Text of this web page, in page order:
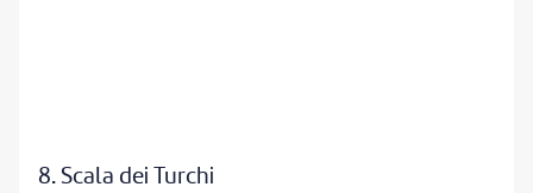
8. Scala dei Turchi